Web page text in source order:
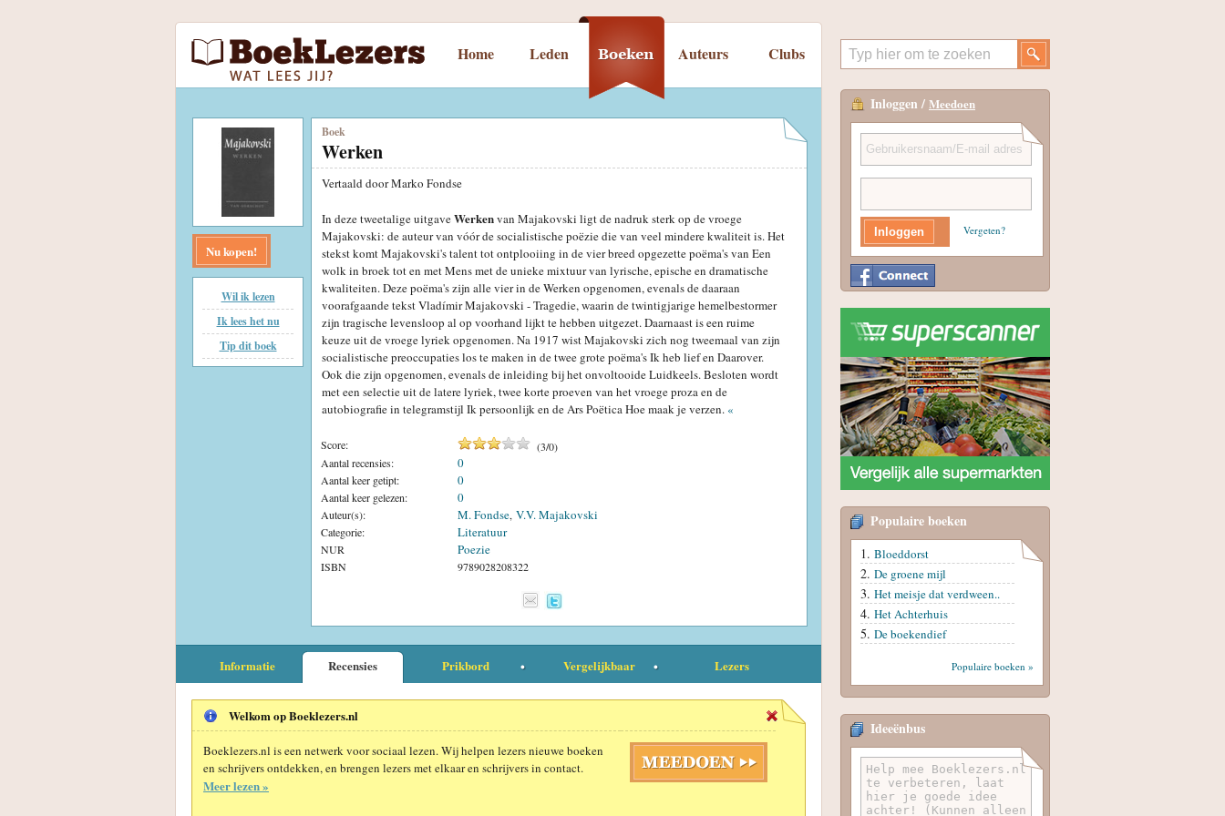
Home Leden Auteurs Clubs
Nu kopen!
Wil ik lezen
Ik lees het nu
Tip dit boek
Boek
Werken
Vertaald door Marko Fondse
In deze tweetalige uitgaveWerkenvan Majakovski ligt de nadruk sterk op de vroege
Majakovski: de auteur van vóór de socialistische poëzie die van veel mindere kwaliteit is. Het
stekst komt Majakovski's talent tot ontplooiing in de vier breed opgezette poëma's van Een
wolk in broek tot en met Mens met de unieke mixtuur van lyrische, epische en dramatische
kwaliteiten. Deze poëma's zijn alle vier in de Werken opgenomen, evenals de daaraan
voorafgaande tekst Vladímir Majakovski - Tragedie, waarin de twintigjarige hemelbestormer
zijn tragische levensloop al op voorhand lijkt te hebben uitgezet. Daarnaast is een ruime
keuze uit de vroege lyriek opgenomen. Na 1917 wist Majakovski zich nog tweemaal van zijn
socialistische preoccupaties los te maken in de twee grote poëma's Ik heb lief en Daarover.
Ook die zijn opgenomen, evenals de inleiding bij het onvoltooide Luidkeels. Besloten wordt
met een selectie uit de latere lyriek, twee korte proeven van het vroege proza en de
autobiografie in telegramstijl Ik persoonlijk en de Ars Poëtica Hoe maak je verzen. «
Score: (3/0)
Aantal recensies:
0
Aantal keer getipt: 0
Aantal keer gelezen: 0
Auteur(s): M. Fondse, V.V. Majakovski
Categorie: Literatuur
NUR Poezie
ISBN 9789028208322
Informatie Recensies Prikbord Vergelijkbaar Lezers
Welkom op Boeklezers.nl
Boeklezers.nl is een netwerk voor sociaal lezen. Wij helpen lezers nieuwe boeken
en schrijvers ontdekken, en brengen lezers met elkaar en schrijvers in contact.
Meer lezen »
Inloggen / Meedoen
Vergeten?
Populaire boeken
Bloeddorst
De groene mijl
Het meisje dat verdween..
Het Achterhuis
De boekendief
Populaire boeken »
Ideeënbus